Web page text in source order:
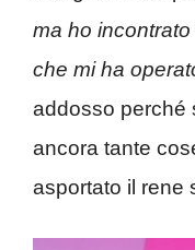
ma ho
che mi ha
addosso perché
ancora tante
asportato il rene